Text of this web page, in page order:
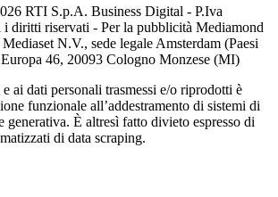
RTI S.p.A. Business Digital - P.Iva
diritti riservati - Per la pubblicità Mediamond
N.V., sede legale Amsterdam (Paesi
46, 20093 Cologno Monzese (MI)
ai dati personali trasmessi e/o riprodotti è
funzionale all’addestramento di sistemi di
È altresì fatto divieto espresso di
di data scraping.